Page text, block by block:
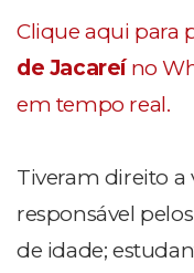
Clique aqui para
de Jacareíno
em tempo real.
Tiveram direito a
responsável
de idade;